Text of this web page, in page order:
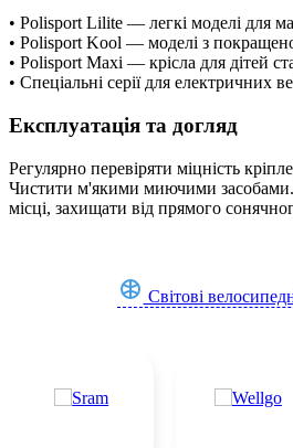
• Polisport Lilite — легкі моделі для
• Polisport Kool — моделі з
• Polisport Maxi — крісла для дітей
• Спеціальні серії для електричних
Експлуатація та догляд
Регулярно перевіряти міцність
Чистити м'якими миючими засобами.
місці, захищати від прямого
Світові